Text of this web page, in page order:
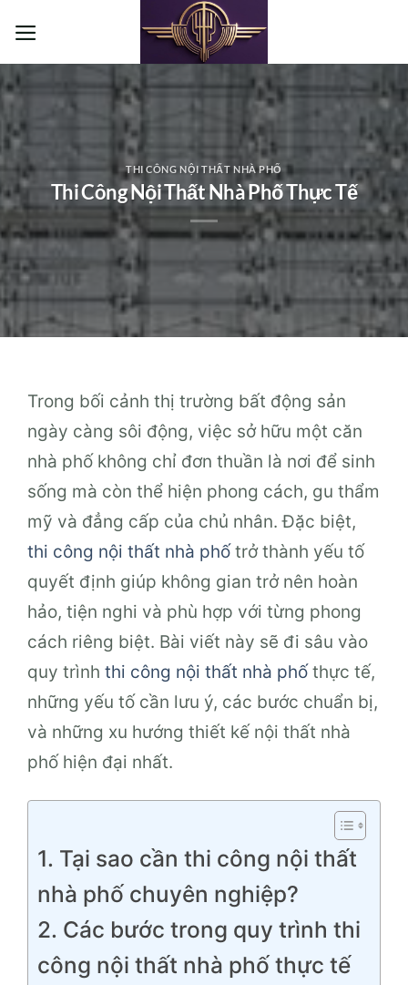
qua
dung
THI CÔNG NỘI THẤT NHÀ PHỐ
Thi Công Nội Thất Nhà Phố Thực Tế
Trong bối cảnh thị trường bất động sản
ngày càng sôi động, việc sở hữu một căn
nhà phố không chỉ đơn thuần là nơi để sinh
sống mà còn thể hiện phong cách, gu thẩm
mỹ và đẳng cấp của chủ nhân. Đặc biệt,
thi công nội thất nhà phố trở thành yếu tố
quyết định giúp không gian trở nên hoàn
hảo, tiện nghi và phù hợp với từng phong
cách riêng biệt. Bài viết này sẽ đi sâu vào
quy trình thi công nội thất nhà phố thực tế,
những yếu tố cần lưu ý, các bước chuẩn bị,
và những xu hướng thiết kế nội thất nhà
phố hiện đại nhất.
1. Tại sao cần thi công nội thất
nhà phố chuyên nghiệp?
2. Các bước trong quy trình thi
công nội thất nhà phố thực tế